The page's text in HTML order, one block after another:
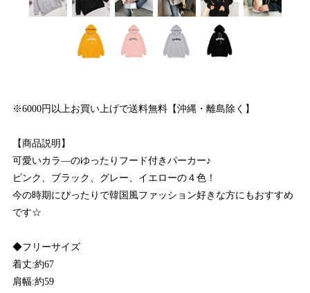
※6000円以上お買い上げで送料無料【沖縄・離島除く】
【商品説明】
可愛いカラ―のゆったりフード付きパーカー♪
ピンク、ブラック、グレー、イエローの４色！
今の時期にぴったりで韓国風ファッション好きな方にもおすすめ
です☆
◆フリーサイズ
着丈:約67
肩幅:約59